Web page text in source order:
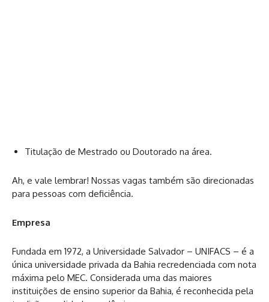
Titulação de Mestrado ou Doutorado na área.
Ah, e vale lembrar! Nossas vagas também são direcionadas
para pessoas com deficiência.
Empresa
Fundada em 1972, a Universidade Salvador – UNIFACS – é a
única universidade privada da Bahia recredenciada com nota
máxima pelo MEC. Considerada uma das maiores
instituições de ensino superior da Bahia, é reconhecida pela